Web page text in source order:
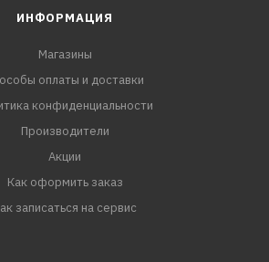
ИНФОРМАЦИЯ
Магазины
оплаты и доставки
конфиденциальности
Производители
Акции
Как оформить заказ
записаться на сервис